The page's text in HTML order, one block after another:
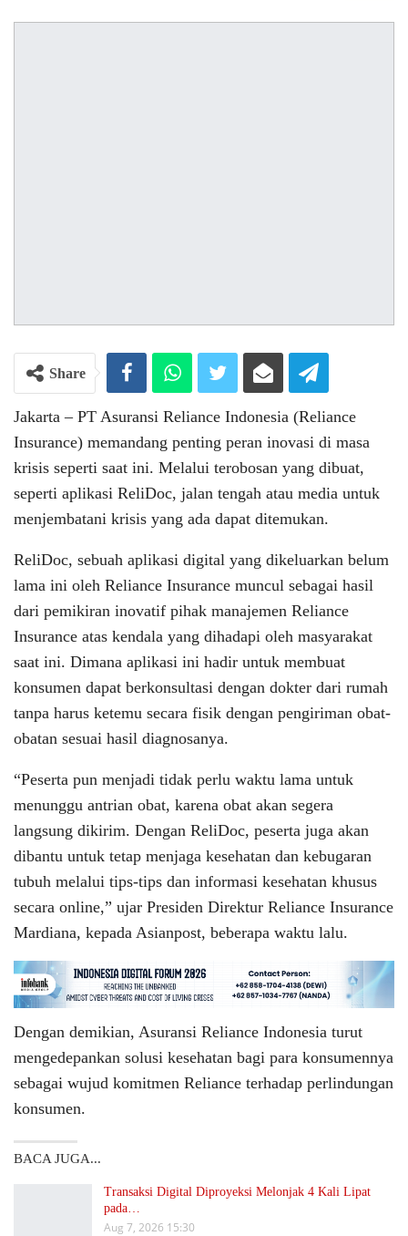
Share
Jakarta – PT Asuransi Reliance Indonesia (Reliance
Insurance) memandang penting peran inovasi di masa
krisis seperti saat ini. Melalui terobosan yang dibuat,
seperti aplikasi ReliDoc, jalan tengah atau media untuk
menjembatani krisis yang ada dapat ditemukan.
ReliDoc, sebuah aplikasi digital yang dikeluarkan belum
lama ini oleh Reliance Insurance muncul sebagai hasil
dari pemikiran inovatif pihak manajemen Reliance
Insurance atas kendala yang dihadapi oleh masyarakat
saat ini. Dimana aplikasi ini hadir untuk membuat
konsumen dapat berkonsultasi dengan dokter dari rumah
tanpa harus ketemu secara fisik dengan pengiriman obat-
obatan sesuai hasil diagnosanya.
“Peserta pun menjadi tidak perlu waktu lama untuk
menunggu antrian obat, karena obat akan segera
langsung dikirim. Dengan ReliDoc, peserta juga akan
dibantu untuk tetap menjaga kesehatan dan kebugaran
tubuh melalui tips-tips dan informasi kesehatan khusus
secara online,” ujar Presiden Direktur Reliance Insurance
Mardiana, kepada Asianpost, beberapa waktu lalu.
Dengan demikian, Asuransi Reliance Indonesia turut
mengedepankan solusi kesehatan bagi para konsumennya
sebagai wujud komitmen Reliance terhadap perlindungan
konsumen.
BACA JUGA...
Transaksi Digital Diproyeksi Melonjak 4 Kali Lipat
pada…
Aug 7, 2026 15:30